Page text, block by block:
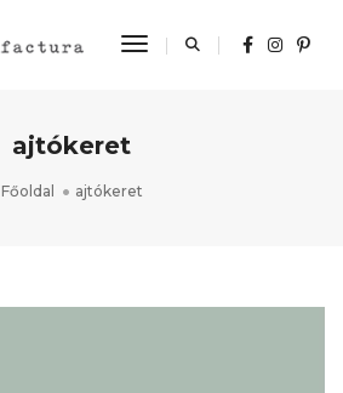
Toggle Navigation
ajtókeret
Főoldal ajtókeret